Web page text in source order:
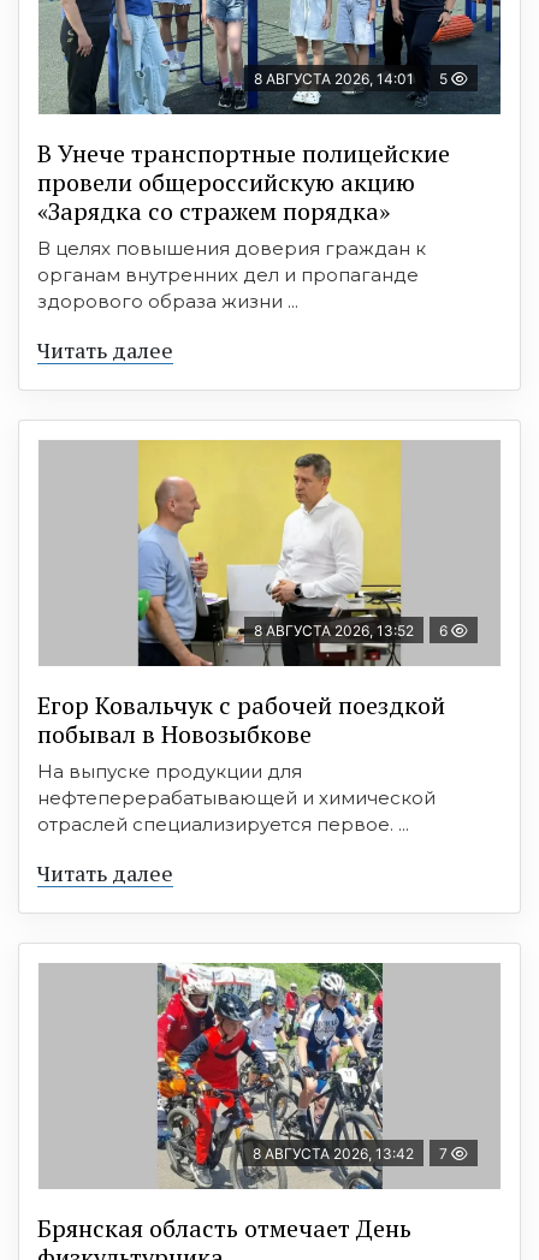
8 АВГУСТА 2026, 14:01 5
В Унече транспортные полицейские
провели общероссийскую акцию
«Зарядка со стражем порядка»
В целях повышения доверия граждан к
органам внутренних дел и пропаганде
здорового образа жизни ...
Читать далее
8 АВГУСТА 2026, 13:52 6
Егор Ковальчук с рабочей поездкой
побывал в Новозыбкове
На выпуске продукции для
нефтеперерабатывающей и химической
отраслей специализируется первое. ...
Читать далее
8 АВГУСТА 2026, 13:42 7
Брянская область отмечает День